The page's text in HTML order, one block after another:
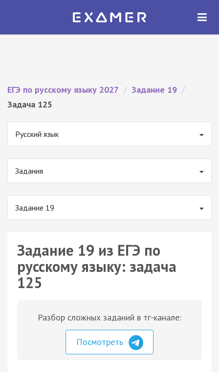
Экзамер — ЕГЭ 2027
ОТКРЫТЬ
ЕГЭ по русскому языку 2027 / Задание 19 /
Задача 125
Русский язык
Задания
Задание 19
Задание 19 из ЕГЭ по
русскому языку: задача
125
Разбор сложных заданий в тг-канале:
Посмотреть